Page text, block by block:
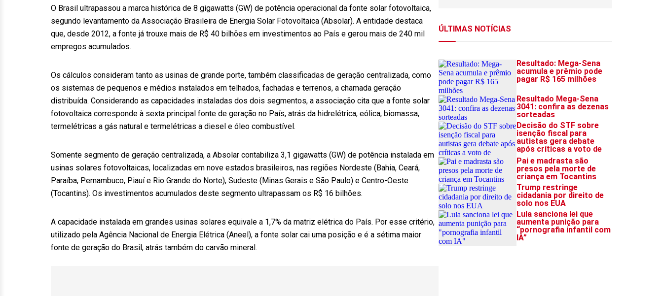
O Brasil ultrapassou a marca histórica de 8 gigawatts (GW) de potência operacional da fonte solar fotovoltaica,
segundo levantamento da Associação Brasileira de Energia Solar Fotovoltaica (Absolar). A entidade destaca
que, desde 2012, a fonte já trouxe mais de R$ 40 bilhões em investimentos ao País e gerou mais de 240 mil
empregos acumulados.
Os cálculos consideram tanto as usinas de grande porte, também classificadas de geração centralizada, como
os sistemas de pequenos e médios instalados em telhados, fachadas e terrenos, a chamada geração
distribuída. Considerando as capacidades instaladas dos dois segmentos, a associação cita que a fonte solar
fotovoltaica corresponde à sexta principal fonte de geração no País, atrás da hidrelétrica, eólica, biomassa,
termelétricas a gás natural e termelétricas a diesel e óleo combustível.
Somente segmento de geração centralizada, a Absolar contabiliza 3,1 gigawatts (GW) de potência instalada em
usinas solares fotovoltaicas, localizadas em nove estados brasileiros, nas regiões Nordeste (Bahia, Ceará,
Paraíba, Pernambuco, Piauí e Rio Grande do Norte), Sudeste (Minas Gerais e São Paulo) e Centro-Oeste
(Tocantins). Os investimentos acumulados deste segmento ultrapassam os R$ 16 bilhões.
A capacidade instalada em grandes usinas solares equivale a 1,7% da matriz elétrica do País. Por esse critério,
utilizado pela Agência Nacional de Energia Elétrica (Aneel), a fonte solar cai uma posição e é a sétima maior
fonte de geração do Brasil, atrás também do carvão mineral.